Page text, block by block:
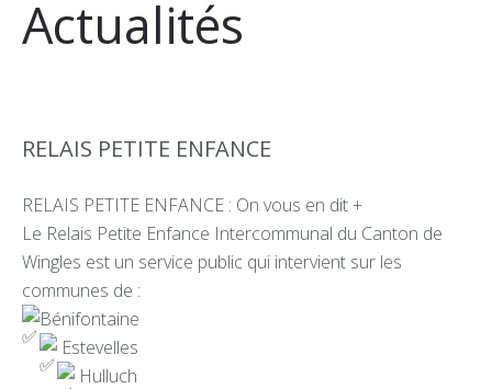
Actualités
RELAIS PETITE ENFANCE
RELAIS PETITE ENFANCE : On vous en dit +
Le Relais Petite Enfance Intercommunal du Canton de
Wingles est un service public qui intervient sur les
communes de :
Bénifontaine
Estevelles
Hulluch